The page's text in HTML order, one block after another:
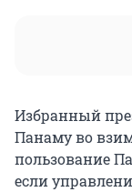
Избранный
Панаму во
пользование
если